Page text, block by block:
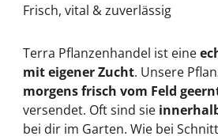
Frisch, vital & zuverlässig
Terra Pflanzenhandel ist eine
mit eigener Zucht. Unsere
morgens frisch vom Feld
versendet. Oft sind sie
bei dir im Garten. Wie bei